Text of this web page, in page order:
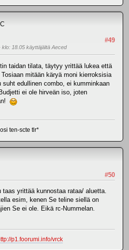
#49
klo: 18.05 käyttäjältä Aeced
taidan tilata, täytyy yrittää lukea että
mitään käryä moni kierroksisia
edullinen combo, ei kumminkaan
ei ole hirveän iso, joten
ten-scte tlr*
#50
taas yrittää kunnostaa rataa/ aluetta.
esim, kenen Se teline siellä on
Se ei ole. Eikä rc-Nummelan.
p1.foorumi.info/vrck